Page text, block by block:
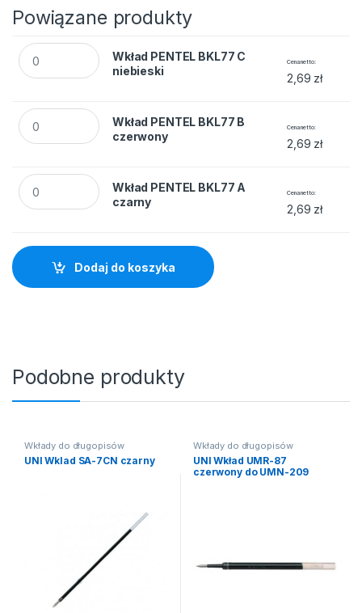
Powiązane produkty
Wkład PENTEL BKL77 C niebieski quantity
Wkład PENTEL BKL77 C
niebieski
Cena netto
2,69 zł
Wkład PENTEL BKL77 B czerwony quantity
Wkład PENTEL BKL77 B
czerwony
Cena netto
2,69 zł
Wkład PENTEL BKL77 A czarny quantity
Wkład PENTEL BKL77 A
czarny
Cena netto
2,69 zł
Dodaj do koszyka
Podobne produkty
Wkłady do długopisów
UNI Wklad SA-7CN czarny
Wkłady do długopisów
UNI Wkład UMR-87
czerwony do UMN-209